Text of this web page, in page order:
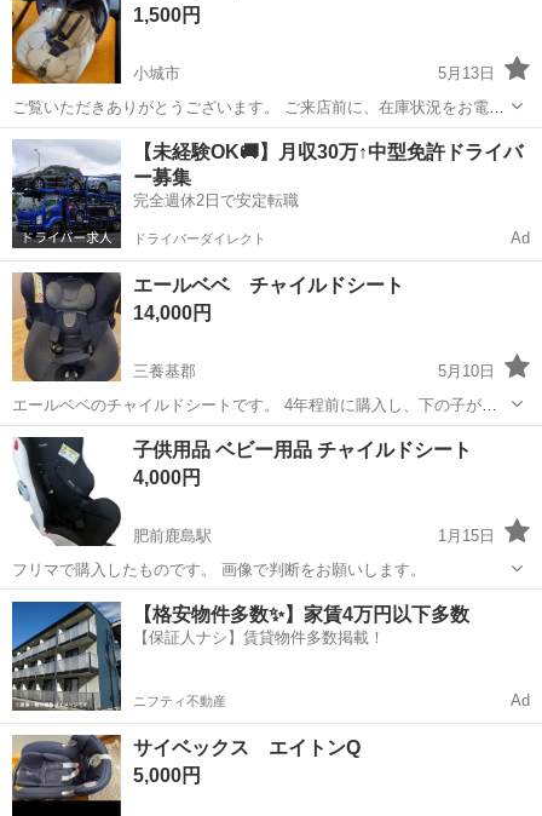
1,500円
小城市
5月13日
ご覧いただきありがとうございます。 ご来店前に、在庫状況をお電話
またはメッセージにてご確認ください 他にも多数出品しておりま
す。 ぜひご覧くださいませ。 ↓ ↓ ↓ ↓ ↓ ↓ https://jmty....
佐賀 小城市 ベビー用品 店頭
【未経験OK🚚】月収30万↑中型免許ドライバ
ー募集
完全週休2日で安定転職
ドライバーダイレクト Ad
エールベベ チャイルドシート
14,000円
三養基郡
5月10日
エールベベのチャイルドシートです。 4年程前に購入し、下の子が最
近まで使っていました。 ISOFIX対応 ⚠️新生児用のママの手クッショ
ンはなくしてしまいました。 洗濯できるものは洗濯していますが、あ
くまで中古品ですのでご理...
佐賀 三養基郡 ベビー用品 エールベベ
子供用品 ベビー用品 チャイルドシート
4,000円
肥前鹿島駅
1月15日
フリマで購入したものです。 画像で判断をお願いします。
佐賀 肥前鹿島駅 ベビー用品 用品
【格安物件多数✨】家賃4万円以下多数
【保証人ナシ】賃貸物件多数掲載！
ニフティ不動産 Ad
サイベックス エイトンQ
5,000円